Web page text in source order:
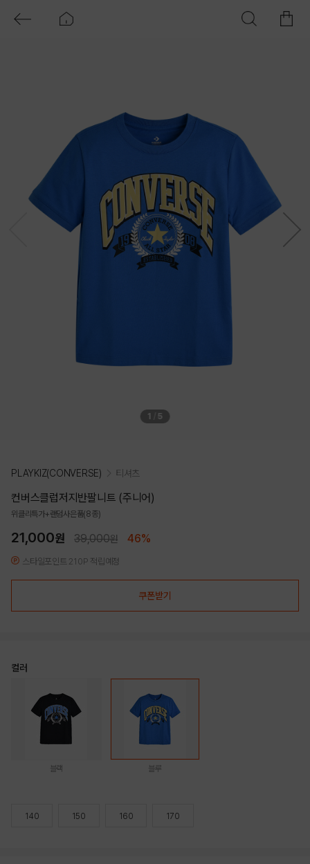
1 5
PLAYKIZ(CONVERSE) 티셔츠
컨버스클럽저지반팔니트 (주니어)
위클리특가+랜덤사은품(8종)
21,000원 39,000원 46%
스타일포인트 210P 적립예정
쿠폰받기
컬러
블랙 블루
140 150 160 170